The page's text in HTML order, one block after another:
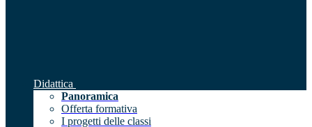
Didattica
Panoramica
Offerta formativa
I progetti delle classi